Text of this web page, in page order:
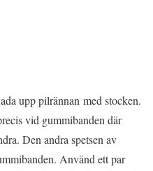
upp pilrännan med stocken.
vid gummibanden där
Den andra spetsen av
Använd ett par